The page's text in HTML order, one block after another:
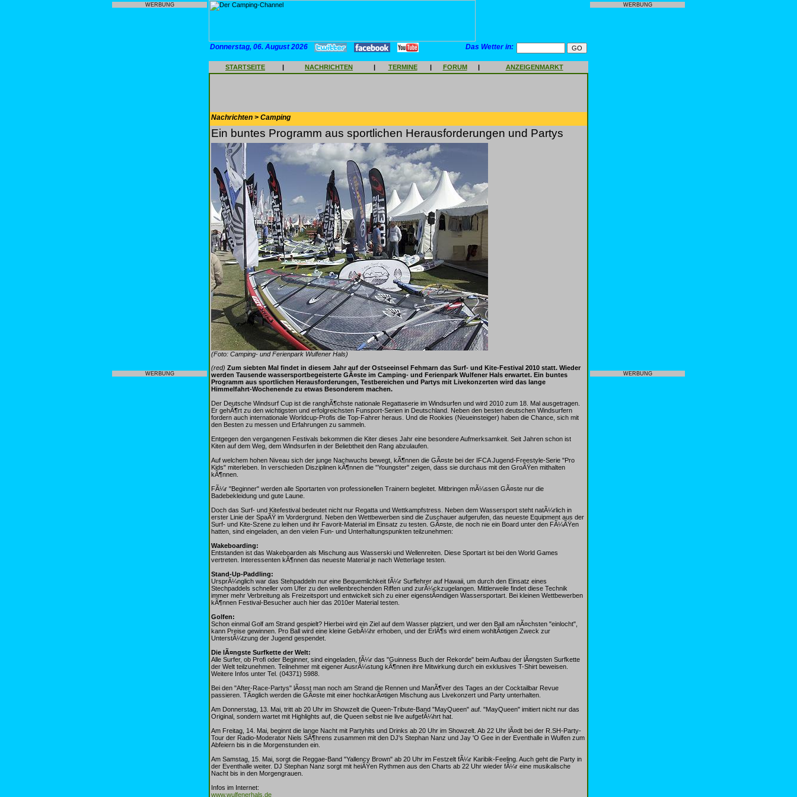
WERBUNG
WERBUNG
Donnerstag, 06. August 2026 Das Wetter in:
STARTSEITE | NACHRICHTEN | TERMINE | FORUM | ANZEIGENMARKT
Nachrichten > Camping
Ein buntes Programm aus sportlichen Herausforderungen und Partys
(Foto: Camping- und Ferienpark Wulfener Hals)
(red) Zum siebten Mal findet in diesem Jahr auf der Ostseeinsel Fehmarn das Surf- und Kite-Festival 2010 statt. Wieder
werden Tausende wassersportbegeisterte GÃ¤ste im Camping- und Ferienpark Wulfener Hals erwartet. Ein buntes
Programm aus sportlichen Herausforderungen, Testbereichen und Partys mit Livekonzerten wird das lange
Himmelfahrt-Wochenende zu etwas Besonderem machen.
Der Deutsche Windsurf Cup ist die ranghÃ¶chste nationale Regattaserie im Windsurfen und wird 2010 zum 18. Mal ausgetragen.
Er gehÃ¶rt zu den wichtigsten und erfolgreichsten Funsport-Serien in Deutschland. Neben den besten deutschen Windsurfern
fordern auch internationale Worldcup-Profis die Top-Fahrer heraus. Und die Rookies (Neueinsteiger) haben die Chance, sich mit
den Besten zu messen und Erfahrungen zu sammeln.
Entgegen den vergangenen Festivals bekommen die Kiter dieses Jahr eine besondere Aufmerksamkeit. Seit Jahren schon ist
Kiten auf dem Weg, dem Windsurfen in der Beliebtheit den Rang abzulaufen.
Auf welchem hohen Niveau sich der junge Nachwuchs bewegt, kÃ¶nnen die GÃ¤ste bei der IFCA Jugend-Freestyle-Serie "Pro
Kids" miterleben. In verschieden Disziplinen kÃ¶nnen die "Youngster" zeigen, dass sie durchaus mit den GroÃŸen mithalten
kÃ¶nnen.
FÃ¼r "Beginner" werden alle Sportarten von professionellen Trainern begleitet. Mitbringen mÃ¼ssen GÃ¤ste nur die
Badebekleidung und gute Laune.
Doch das Surf- und Kitefestival bedeutet nicht nur Regatta und Wettkampfstress. Neben dem Wassersport steht natÃ¼rlich in
erster Linie der SpaÃŸ im Vordergrund. Neben den Wettbewerben sind die Zuschauer aufgerufen, das neueste Equipment aus der
Surf- und Kite-Szene zu leihen und ihr Favorit-Material im Einsatz zu testen. GÃ¤ste, die noch nie ein Board unter den FÃ¼ÃŸen
hatten, sind eingeladen, an den vielen Fun- und Unterhaltungspunkten teilzunehmen:
Wakeboarding:
Entstanden ist das Wakeboarden als Mischung aus Wasserski und Wellenreiten. Diese Sportart ist bei den World Games
vertreten. Interessenten kÃ¶nnen das neueste Material je nach Wetterlage testen.
Stand-Up-Paddling:
UrsprÃ¼nglich war das Stehpaddeln nur eine Bequemlichkeit fÃ¼r Surflehrer auf Hawaii, um durch den Einsatz eines
Stechpaddels schneller vom Ufer zu den wellenbrechenden Riffen und zurÃ¼ckzugelangen. Mittlerweile findet diese Technik
immer mehr Verbreitung als Freizeitsport und entwickelt sich zu einer eigenstÃ¤ndigen Wassersportart. Bei kleinen Wettbewerben
kÃ¶nnen Festival-Besucher auch hier das 2010er Material testen.
Golfen:
Schon einmal Golf am Strand gespielt? Hierbei wird ein Ziel auf dem Wasser platziert, und wer den Ball am nÃ¤chsten "einlocht",
kann Preise gewinnen. Pro Ball wird eine kleine GebÃ¼hr erhoben, und der ErlÃ¶s wird einem wohltÃ¤tigen Zweck zur
UnterstÃ¼tzung der Jugend gespendet.
Die lÃ¤ngste Surfkette der Welt:
Alle Surfer, ob Profi oder Beginner, sind eingeladen, fÃ¼r das "Guinness Buch der Rekorde" beim Aufbau der lÃ¤ngsten Surfkette
der Welt teilzunehmen. Teilnehmer mit eigener AusrÃ¼stung kÃ¶nnen ihre Mitwirkung durch ein exklusives T-Shirt beweisen.
Weitere Infos unter Tel. (04371) 5988.
Bei den "After-Race-Partys" lÃ¤sst man noch am Strand die Rennen und ManÃ¶ver des Tages an der Cocktailbar Revue
passieren. TÃ¤glich werden die GÃ¤ste mit einer hochkarÃ¤tigen Mischung aus Livekonzert und Party unterhalten.
Am Donnerstag, 13. Mai, tritt ab 20 Uhr im Showzelt die Queen-Tribute-Band "MayQueen" auf. "MayQueen" imitiert nicht nur das
Original, sondern wartet mit Highlights auf, die Queen selbst nie live aufgefÃ¼hrt hat.
Am Freitag, 14. Mai, beginnt die lange Nacht mit Partyhits und Drinks ab 20 Uhr im Showzelt. Ab 22 Uhr lÃ¤dt bei der R.SH-Party-
Tour der Radio-Moderator Niels SÃ¶hrens zusammen mit den DJ's Stephan Nanz und Jay 'O Gee in der Eventhalle in Wulfen zum
Abfeiern bis in die Morgenstunden ein.
Am Samstag, 15. Mai, sorgt die Reggae-Band "Yallency Brown" ab 20 Uhr im Festzelt fÃ¼r Karibik-Feeling. Auch geht die Party in
der Eventhalle weiter. DJ Stephan Nanz sorgt mit heiÃŸen Rythmen aus den Charts ab 22 Uhr wieder fÃ¼r eine musikalische
Nacht bis in den Morgengrauen.
Infos im Internet:
www.wulfenerhals.de
WERBUNG
WERBUNG